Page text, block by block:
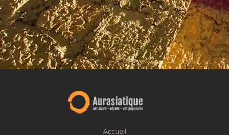
Accueil